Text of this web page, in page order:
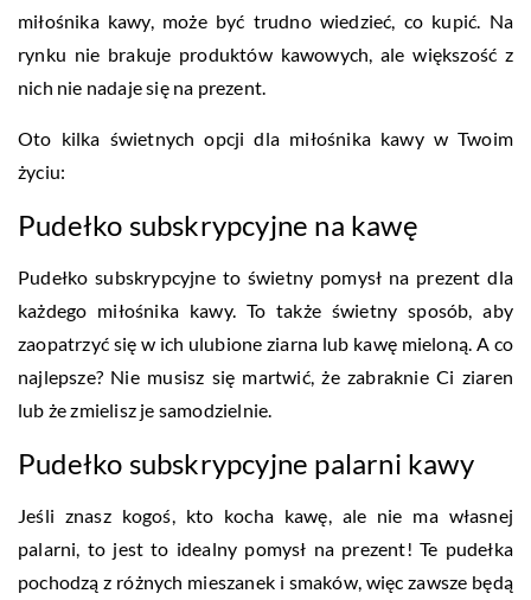
miłośnika kawy, może być trudno wiedzieć, co kupić. Na
rynku nie brakuje produktów kawowych, ale większość z
nich nie nadaje się na prezent.
Oto kilka świetnych opcji dla miłośnika kawy w Twoim
życiu:
Pudełko subskrypcyjne na kawę
Pudełko subskrypcyjne to świetny pomysł na prezent dla
każdego miłośnika kawy. To także świetny sposób, aby
zaopatrzyć się w ich ulubione ziarna lub kawę mieloną. A co
najlepsze? Nie musisz się martwić, że zabraknie Ci ziaren
lub że zmielisz je samodzielnie.
Pudełko subskrypcyjne palarni kawy
Jeśli znasz kogoś, kto kocha kawę, ale nie ma własnej
palarni, to jest to idealny pomysł na prezent! Te pudełka
pochodzą z różnych mieszanek i smaków, więc zawsze będą